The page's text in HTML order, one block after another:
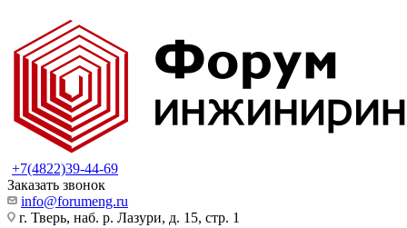
+7(4822)39-44-69
Заказать звонок
info@forumeng.ru
г. Тверь, наб. р. Лазури, д. 15, стр. 1